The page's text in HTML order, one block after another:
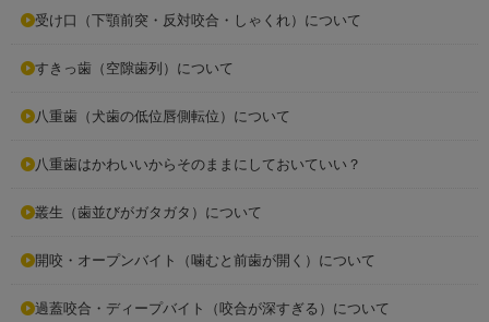
受け口（下顎前突・反対咬合・しゃくれ）について
すきっ歯（空隙歯列）について
八重歯（犬歯の低位唇側転位）について
八重歯はかわいいからそのままにしておいていい？
叢生（歯並びがガタガタ）について
開咬・オープンバイト（噛むと前歯が開く）について
過蓋咬合・ディープバイト（咬合が深すぎる）について